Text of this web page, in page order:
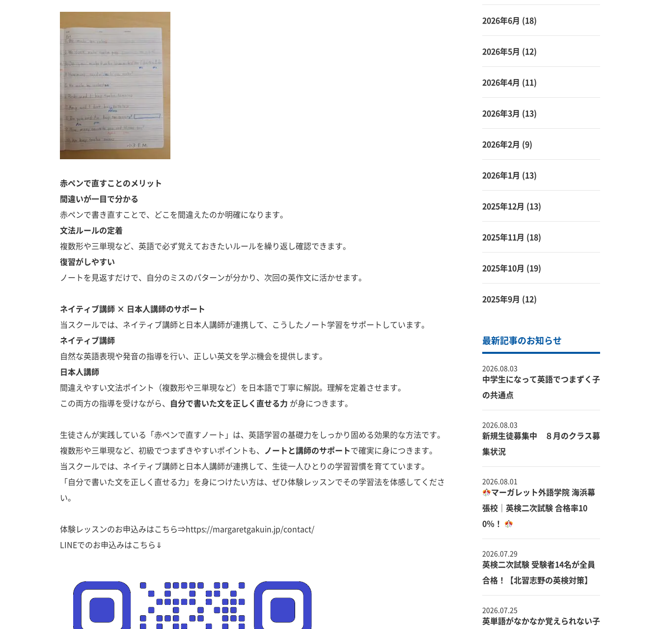
赤ペンで直すことのメリット
間違いが一目で分かる
赤ペンで書き直すことで、どこを間違えたのか明確になります。
文法ルールの定着
複数形や三単現など、英語で必ず覚えておきたいルールを繰り返し確認できます。
復習がしやすい
ノートを見返すだけで、自分のミスのパターンが分かり、次回の英作文に活かせます。
ネイティブ講師 × 日本人講師のサポート
当スクールでは、ネイティブ講師と日本人講師が連携して、こうしたノート学習をサポートしています。
ネイティブ講師
自然な英語表現や発音の指導を行い、正しい英文を学ぶ機会を提供します。
日本人講師
間違えやすい文法ポイント（複数形や三単現など）を日本語で丁寧に解説。理解を定着させます。
この両方の指導を受けながら、 自分で書いた文を正しく直せる力 が身につきます。
生徒さんが実践している「赤ペンで直すノート」は、英語学習の基礎力をしっかり固める効果的な方法です。
複数形や三単現など、初級でつまずきやすいポイントも、 ノートと講師のサポートで確実に身につきます。
当スクールでは、ネイティブ講師と日本人講師が連携して、生徒一人ひとりの学習習慣を育てています。
「自分で書いた文を正しく直せる力」を身につけたい方は、ぜひ体験レッスンでその学習法を体感してくださ
い。
体験レッスンのお申込みはこちら⇒https://margaretgakuin.jp/contact/
LINEでのお申込みはこちら⇓
2026年6月 (18)
2026年5月 (12)
2026年4月 (11)
2026年3月 (13)
2026年2月 (9)
2026年1月 (13)
2025年12月 (13)
2025年11月 (18)
2025年10月 (19)
2025年9月 (12)
最新記事のお知らせ
中学生になって英語でつまずく子
の共通点
2026.08.03
新規生徒募集中 ８月のクラス募
集状況
2026.08.03
マーガレット外語学院 海浜幕
張校｜英検二次試験 合格率10
0％！
2026.08.01
英検二次試験 受験者14名が全員
合格！【北習志野の英検対策】
2026.07.29
英単語がなかなか覚えられない子
2026.07.25